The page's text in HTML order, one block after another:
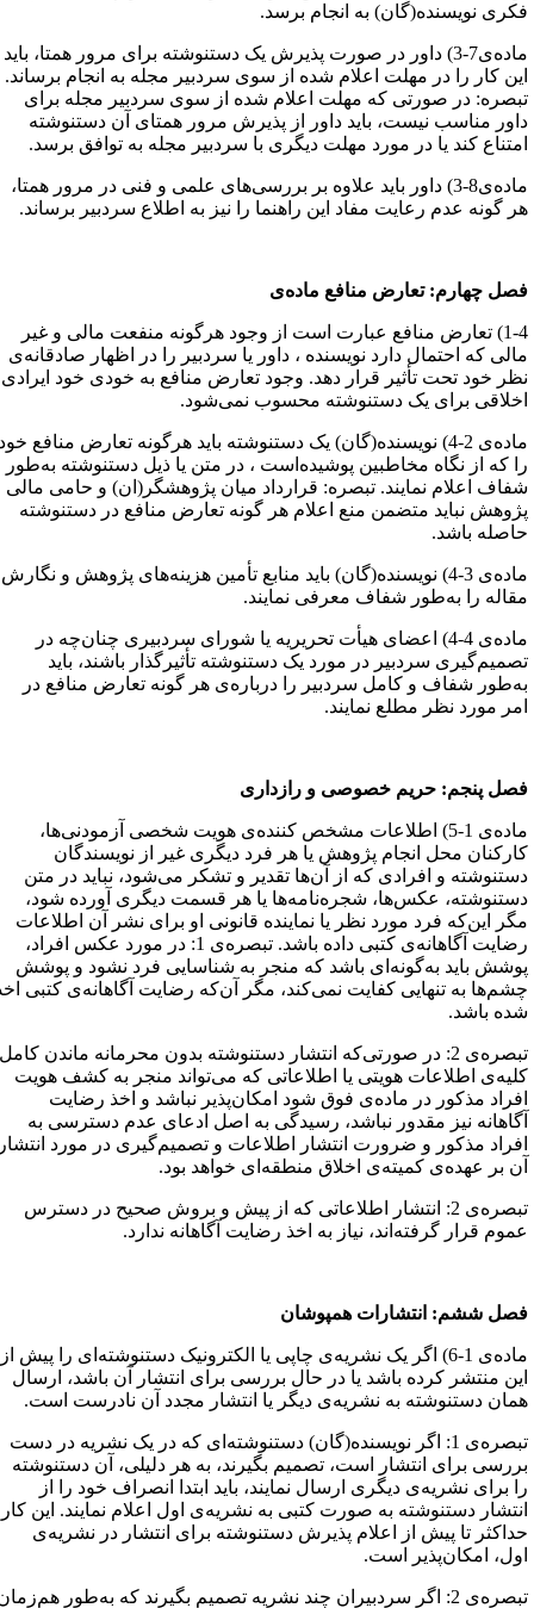
نویسنده(گان) به انجام برسد.
ماده‌ی7-3) داور در صورت پذیرش یک دستنوشته برای مرور همتا، باید
کار را در مهلت اعلام شده از سوی سردبیر مجله به انجام برساند.
در صورتی که مهلت اعلام شده از سوی سردبیر مجله برای
مناسب نیست، باید داور از پذیرش مرور همتای آن دستنوشته
کند یا در مورد مهلت دیگری با سردبیر مجله به توافق برسد.
ماده‌ی8-3) داور باید علاوه بر بررسی‌های علمی و فنی در مرور همتا،
گونه عدم رعایت مفاد این راهنما را نیز به اطلاع سردبیر برساند.
چهارم: تعارض منافع ماده‌ی
1-4) تعارض منافع عبارت است از وجود هرگونه منفعت مالی و غیر
که احتمال دارد نویسنده ، داور یا سردبیر را در اظهار صادقانه‌ی
خود تحت تأثیر قرار دهد. وجود تعارض منافع به خودی خود ایرادی
برای یک دستنوشته محسوب نمی‌شود.
ماده‌ی 2-4) نویسنده(گان) یک دستنوشته باید هرگونه تعارض منافع خود
که از نگاه مخاطبین پوشیده‌است ، در متن یا ذیل دستنوشته به‌طور
اعلام نمایند. تبصره: قرارداد میان پژوهشگر(ان) و حامی مالی
نباید متضمن منع اعلام هر گونه تعارض منافع در دستنوشته
باشد.
ماده‌ی 3-4) نویسنده(گان) باید منابع تأمین هزینه‌های پژوهش و نگارش
را به‌طور شفاف معرفی نمایند.
ماده‌ی 4-4) اعضای هیأت تحریریه یا شورای سردبیری چنان‌چه در
سردبیر در مورد یک دستنوشته تأثیرگذار باشند، باید
شفاف و کامل سردبیر را دربار‌ه‌ی هر گونه تعارض منافع در
مورد نظر مطلع نمایند.
پنجم: حریم خصوصی و رازداری
ماده‌ی 1-5) اطلاعات مشخص کننده‌ی هویت شخصی آزمودنی‌ها،
محل انجام پژوهش یا هر فرد دیگری غیر از نویسندگان
و افرادی که از آن‌ها تقدیر و تشکر می‌شود، نباید در متن
عکس‌ها، شجره‌نامه‌ها یا هر قسمت دیگری آورده شود،
این‌که فرد مورد نظر یا نماینده قانونی او برای نشر آن اطلاعات
رضایت آگاهانه‌ی کتبی داده باشد. تبصره‌ی 1: در مورد عکس افراد،
باید به‌گونه‌ای باشد که منجر به شناسایی فرد نشود و پوشش
به تنهایی کفایت نمی‌کند، مگر آن‌که رضایت آگاهانه‌ی کتبی اخذ
باشد.
تبصره‌ی 2: در صورتی‌که انتشار دستنوشته بدون محرمانه ماندن کامل
اطلاعات هویتی یا اطلاعاتی که می‌تواند منجر به کشف هویت
مذکور در ماده‌ی فوق شود امکان‌پذیر نباشد و اخذ رضایت
نیز مقدور نباشد، رسیدگی به اصل ادعای عدم دسترسی به
مذکور و ضرورت انتشار اطلاعات و تصمیم‌گیری در مورد انتشار
بر عهده‌ی کمیته‌ی اخلاق منطقه‌ای خواهد بود.
تبصره‌ی 2: انتشار اطلاعاتی که از پیش و بروش صحیح در دسترس
قرار گرفته‌اند، نیاز به اخذ رضایت آگاهانه ندارد.
ششم: انتشارات همپوشان
ماده‌ی 1-6) اگر یک نشریه‌ی چاپی یا الکترونیک دستنوشته‌ای را پیش از
منتشر کرده باشد یا در حال بررسی برای انتشار آن باشد، ارسال
دستنوشته به نشریه‌ی دیگر یا انتشار مجدد آن نادرست است.
تبصره‌ی 1: اگر نویسنده(گان) دستنوشته‌ای که در یک نشریه‌ در دست
برای انتشار است، تصمیم بگیرند، به هر دلیلی، آن دستنوشته
برای نشریه‌ی دیگری ارسال نمایند، باید ابتدا انصراف خود را از
دستنوشته به صورت کتبی به نشریه‌ی اول اعلام نمایند. این کار
تا پیش از اعلام پذیرش دستنوشته برای انتشار در نشریه‌ی
امکان‌پذیر است.
تبصره‌ی 2: اگر سردبیران چند نشریه تصمیم بگیرند که به‌طور هم‌زمان